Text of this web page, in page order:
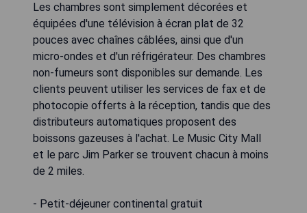
Les chambres sont simplement décorées et
équipées d'une télévision à écran plat de 32
pouces avec chaînes câblées, ainsi que d'un
micro-ondes et d'un réfrigérateur. Des chambres
non-fumeurs sont disponibles sur demande. Les
clients peuvent utiliser les services de fax et de
photocopie offerts à la réception, tandis que des
distributeurs automatiques proposent des
boissons gazeuses à l'achat. Le Music City Mall
et le parc Jim Parker se trouvent chacun à moins
de 2 miles.
- Petit-déjeuner continental gratuit